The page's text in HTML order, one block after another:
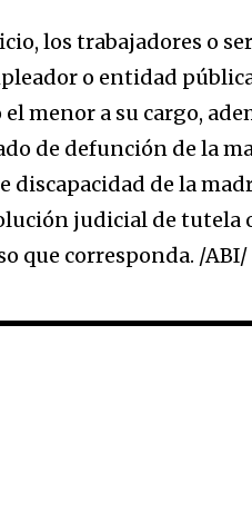
los trabajadores o
o entidad
menor a su cargo,
de defunción de la
discapacidad de la
judicial de tutela
que corresponda. /ABI/